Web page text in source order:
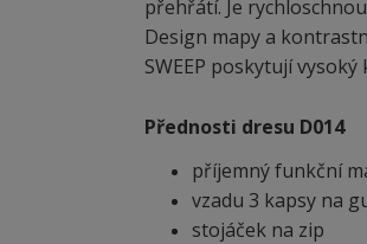
přehřátí. Je
Design mapy a
SWEEP poskytují
Přednosti dresu D014
příjemný funkční
vzadu 3 kapsy na
stojáček na zip